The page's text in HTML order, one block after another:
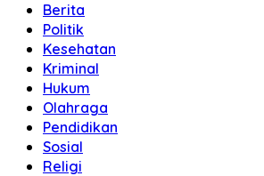
Berita
Politik
Kesehatan
Kriminal
Hukum
Olahraga
Pendidikan
Sosial
Religi